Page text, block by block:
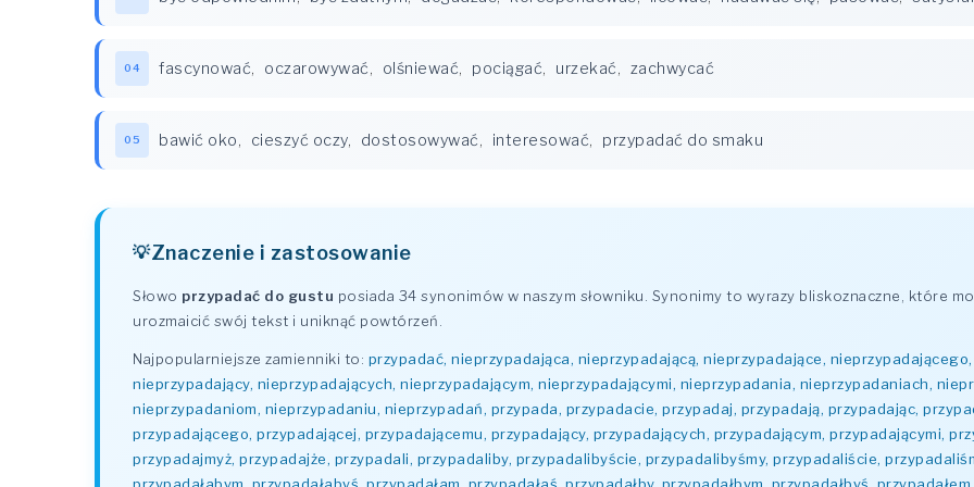
04 fascynować, oczarowywać, olśniewać, pociągać, urzekać, zachwycać
05 bawić oko, cieszyć oczy, dostosowywać, interesować, przypadać do smaku
Znaczenie i zastosowanie
Słowo przypadać do gustu posiada 34 synonimów w naszym słowniku. Synonimy to wyrazy bliskoznaczne, które
urozmaicić swój tekst i uniknąć powtórzeń.
Najpopularniejsze zamienniki to: przypadać, nieprzypadająca, nieprzypadającą, nieprzypadające,
nieprzypadający, nieprzypadających, nieprzypadającym, nieprzypadającymi, nieprzypadania, nieprzypadaniach,
nieprzypadaniom, nieprzypadaniu, nieprzypadań, przypada, przypadacie, przypadaj, przypadają, przypadając,
przypadającego, przypadającej, przypadającemu, przypadający, przypadających, przypadającym, przypadającymi,
przypadajmyż, przypadajże, przypadali, przypadaliby, przypadalibyście, przypadalibyśmy, przypadaliście,